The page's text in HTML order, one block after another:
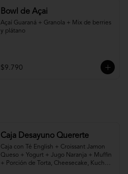
Bowl de Açai
Açaí Guaraná + Granola + Mix de berries
y plátano
$9.790
Caja Desayuno Quererte
Caja con Té English + Croissant Jamon
Queso + Yogurt + Jugo Naranja + Muffin
+ Porción de Torta, Cheesecake, Kuchen